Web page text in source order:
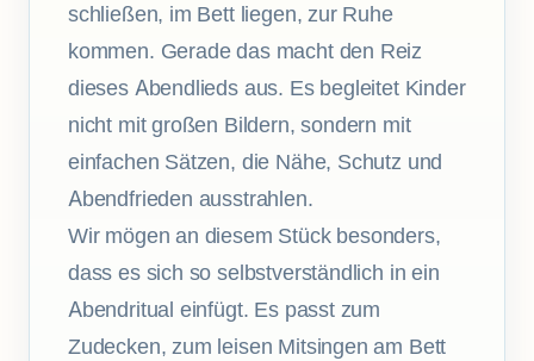
schließen, im Bett liegen, zur Ruhe
kommen. Gerade das macht den Reiz
dieses Abendlieds aus. Es begleitet Kinder
nicht mit großen Bildern, sondern mit
einfachen Sätzen, die Nähe, Schutz und
Abendfrieden ausstrahlen.
Wir mögen an diesem Stück besonders,
dass es sich so selbstverständlich in ein
Abendritual einfügt. Es passt zum
Zudecken, zum leisen Mitsingen am Bett